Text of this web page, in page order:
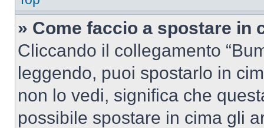
» Come faccio a spostare in
Cliccando il collegamento
leggendo, puoi spostarlo in
non lo vedi, significa che
possibile spostare in cima gli